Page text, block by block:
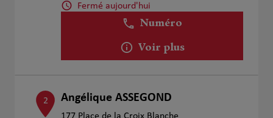
Fermé aujourd'hui
Numéro
Voir plus
2 Angélique ASSEGOND